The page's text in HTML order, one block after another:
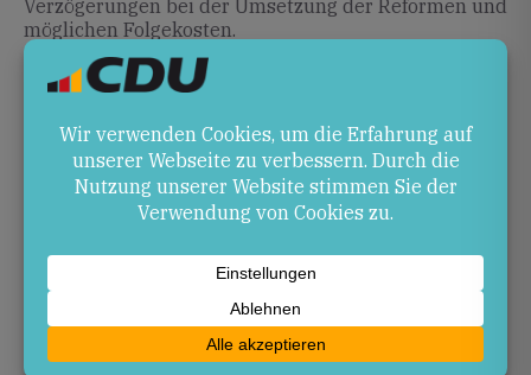
Verzögerungen bei der Umsetzung der Reformen und
möglichen Folgekosten.
Ausblick
Die nächsten Schritte umfassen die Abstimmung der
Vereinbarungen im Bundesrat und die
Verabschiedung im Bundestag. Dabei wird
entscheidend sein, in welchem Umfang die geplanten
Quellen